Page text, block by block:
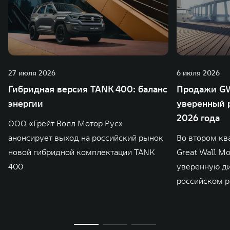
27 июля 2026
Гибридная версия TANK 400: баланс
энергии
ООО «Грейт Волл Мотор Рус»
анонсирует выход на российский рынок
новой гибридной комплектации TANK
400
6 июля 2026
Продажи
уверенный
2026 года
Во втором
Great Wall
уверенную
российском